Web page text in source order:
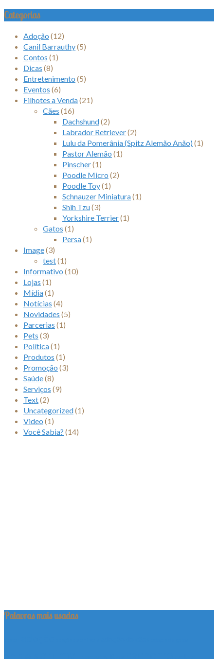
Categorias
Adoção (12)
Canil Barrauthy(5)
Contos (1)
Dicas (8)
Entretenimento (5)
Eventos (6)
Filhotes a Venda(21)
Cães (16)
Dachshund(2)
Labrador Retriever(2)
Lulu da Pomerânia (Spitz Alemão Anão) (1)
Pastor Alemão (1)
Pinscher(1)
Poodle Micro (2)
Poodle Toy(1)
Schnauzer Miniatura(1)
Shih Tzu(3)
Yorkshire Terrier(1)
Gatos (1)
Persa(1)
Image(3)
test(1)
Informativo (10)
Lojas (1)
Mídia(1)
Notícias (4)
Novidades (5)
Parcerias (1)
Pets (3)
Política(1)
Produtos (1)
Promoção (3)
Saúde(8)
Serviços (9)
Text(2)
Uncategorized(1)
Video (1)
Você Sabia? (14)
Palavras mais usadas